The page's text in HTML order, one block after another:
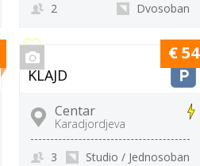
Dvosoban
2
KLAJD
Centar
Karadjordjeva
Studio / Jednosoban
3
€ 54